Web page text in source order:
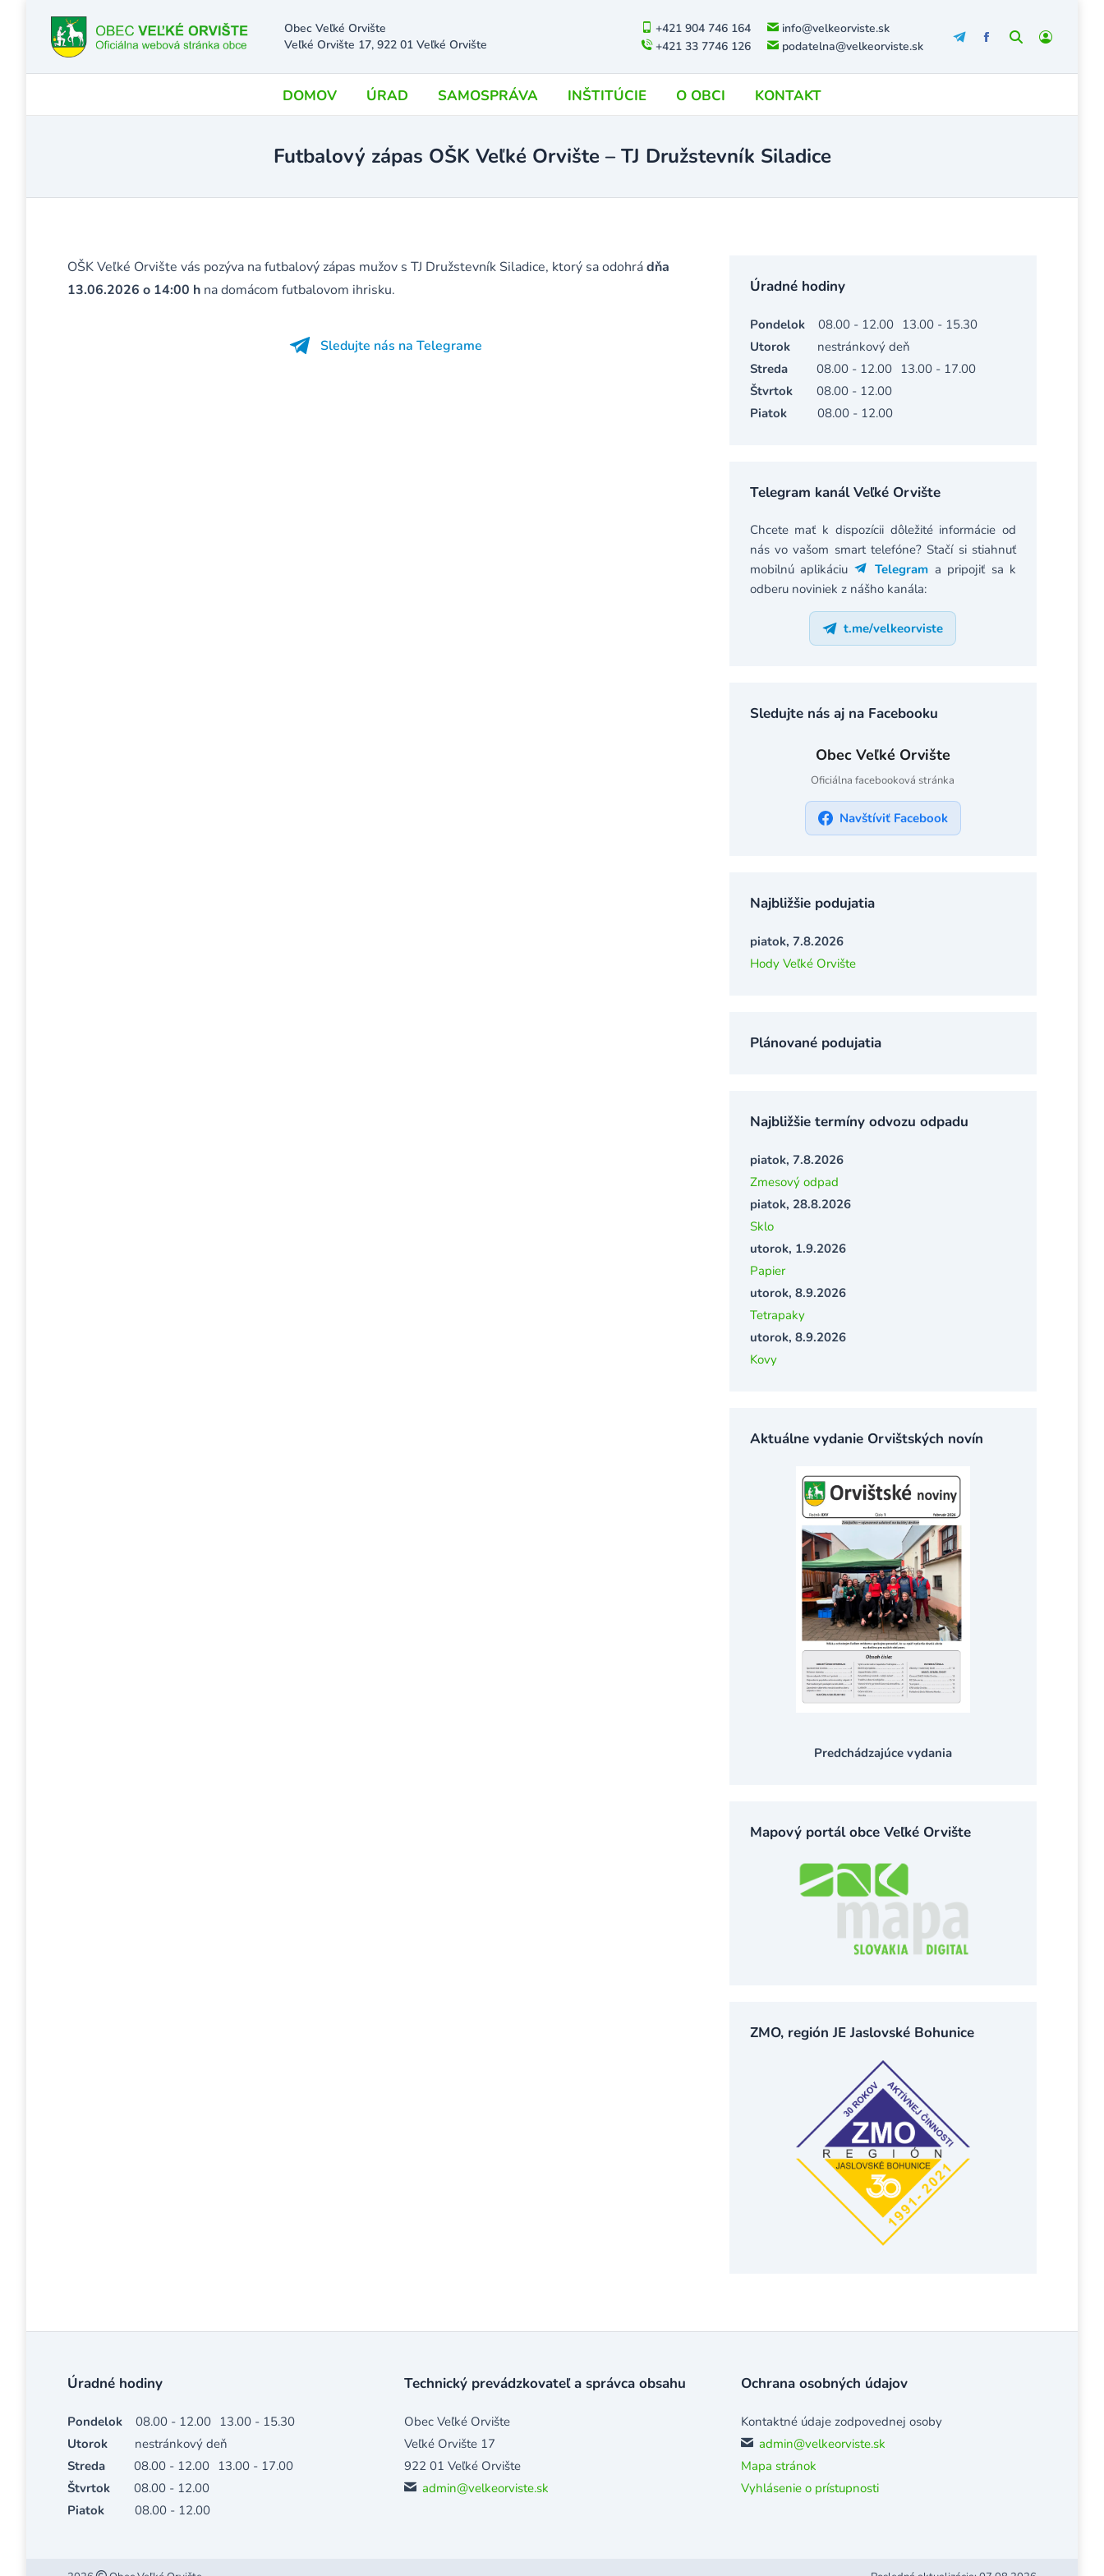
Obec Veľké Orvište
Veľké Orvište 17, 922 01 Veľké Orvište
+421 904 746 164
+421 33 7746 126
info@velkeorviste.sk
podatelna@velkeorviste.sk
Search:
DOMOV ÚRAD SAMOSPRÁVA INŠTITÚCIE O OBCI KONTAKT
Futbalový zápas OŠK Veľké Orvište – TJ Družstevník Siladice
OŠK Veľké Orvište vás pozýva na futbalový zápas mužov s TJ Družstevník Siladice, ktorý sa odohrádňa
13.06.2026 o 14:00 h na domácom futbalovom ihrisku.
Sledujte nás na Telegrame
Úradné hodiny
Pondelok 08.00 - 12.00 13.00 - 15.30
Utorok
nestránkový deň
Streda
08.00 - 12.00 13.00 - 17.00
Štvrtok
08.00 - 12.00
Piatok
08.00 - 12.00
Telegram kanál Veľké Orvište
Chcete mať k dispozícii dôležité informácie od
nás vo vašom smart telefóne? Stačí si stiahnuť
mobilnú aplikáciu
Telegram a pripojiť sa k
odberu noviniek z nášho kanála:
t.me/velkeorviste
Sledujte nás aj na Facebooku
Obec Veľké Orvište
Oficiálna facebooková stránka
Navštíviť Facebook
Najbližšie podujatia
piatok, 7.8.2026
Hody Veľké Orvište
Plánované podujatia
Najbližšie termíny odvozu odpadu
piatok, 7.8.2026
Zmesový odpad
piatok, 28.8.2026
Sklo
utorok, 1.9.2026
Papier
utorok, 8.9.2026
Tetrapaky
utorok, 8.9.2026
Kovy
Aktuálne vydanie Orvištských novín
Predchádzajúce vydania
Mapový portál obce Veľké Orvište
ZMO, región JE Jaslovské Bohunice
Úradné hodiny
Pondelok 08.00 - 12.00 13.00 - 15.30
Utorok
nestránkový deň
Streda
08.00 - 12.00 13.00 - 17.00
Štvrtok
08.00 - 12.00
Piatok
08.00 - 12.00
Technický prevádzkovateľ a správca obsahu
Obec Veľké Orvište
Veľké Orvište 17
922 01 Veľké Orvište
admin@velkeorviste.sk
Ochrana osobných údajov
Kontaktné údaje zodpovednej osoby
admin@velkeorviste.sk
Mapa stránok
Vyhlásenie o prístupnosti